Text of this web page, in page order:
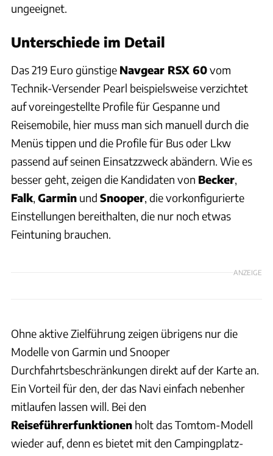
ungeeignet.
Unterschiede im Detail
Das 219 Euro günstige Navgear RSX 60vom
Technik-Versender Pearl beispielsweise verzichtet
auf voreingestellte Profile für Gespanne und
Reisemobile, hier muss man sich manuell durch die
Menüs tippen und die Profile für Bus oder Lkw
passend auf seinen Einsatzzweck abändern. Wie es
besser geht, zeigen die Kandidaten von Becker
Falk Garmin und Snooper , die vorkonfigurierte
Einstellungen bereithalten, die nur noch etwas
Feintuning brauchen.
ANZEIGE
Ohne aktive Zielführung zeigen übrigens nur die
Modelle von Garmin und Snooper
Durchfahrtsbeschränkungen direkt auf der Karte an.
Ein Vorteil für den, der das Navi einfach nebenher
mitlaufen lassen will. Bei den
Reiseführerfunktionen holt das Tomtom-Modell
wieder auf, denn es bietet mit den Campingplatz-